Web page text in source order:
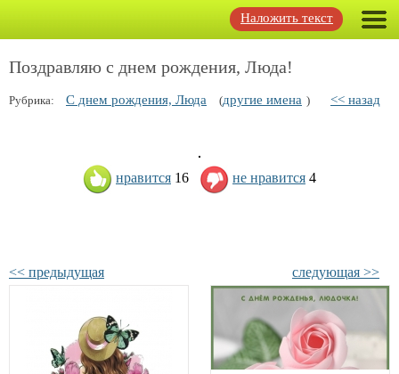
Наложить текст
Поздравляю с днем рождения, Люда!
Рубрика: С днем рождения, Люда (другие имена ) << назад
нравится 16 не нравится 4
<< предыдущая следующая >>